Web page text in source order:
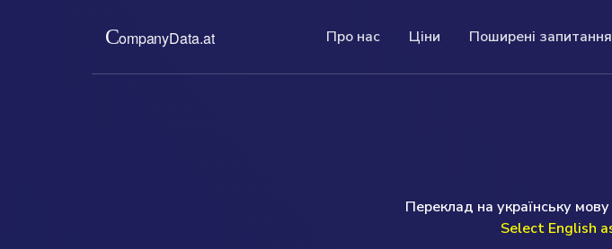
Про нас Ціни Поширені запитання
Monday to
T: +49 (0) 160
Переклад на українську
Select English